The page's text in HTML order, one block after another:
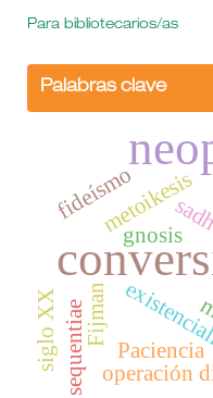
Para bibliotecarios/as
Palabras clave
operación
metoikesis
Paciencia
Fijman
fideísmo
gnosis
sequentiae
siglo XX